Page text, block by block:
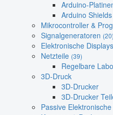
Arduino-
Arduino
Mikrocontroller &
Signalgeneratoren (20)
Elektronische Displays
Netzteile (39)
Regelbare
3D-Druck
3D-Drucker
3D-Drucker
Passive